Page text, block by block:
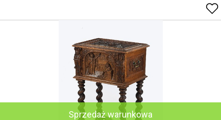
Sprzedaż warunkowa